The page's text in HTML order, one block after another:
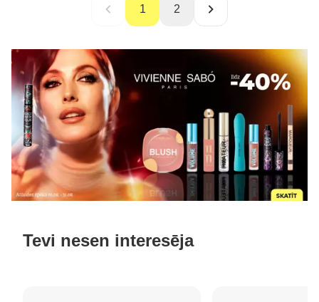
1 2
Tevi nesen interesēja